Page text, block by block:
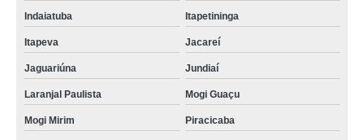
Indaiatuba Itapetininga
Itapeva Jacareí
Jaguariúna Jundiaí
Laranjal Paulista Mogi Guaçu
Mogi Mirim Piracicaba